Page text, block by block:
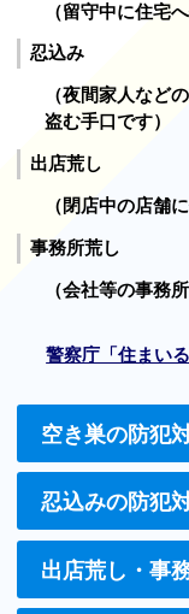
（留守中に住宅
忍込み
（夜間家人など
盗む手口です）
出店荒し
（閉店中の店舗
事務所荒し
（会社等の事務
警察庁「住まい
空き巣の防犯
忍込みの防犯
出店荒し・事